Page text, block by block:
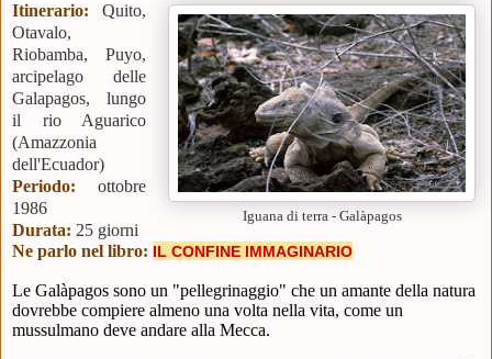
Iguana di terra - Galàpagos
Itinerario:
Quito,
Otavalo,
Riobamba, Puyo,
arcipelago delle
Galapagos, lungo
il rio Aguarico
(Amazzonia
dell'Ecuador)
Periodo:
ottobre
1986
Durata: 25 giorni
Ne parlo nel libro: IL CONFINE IMMAGINARIO
Le Galàpagos sono un "pellegrinaggio" che un amante della natura
dovrebbe compiere almeno una volta nella vita, come un
mussulmano deve andare alla Mecca.